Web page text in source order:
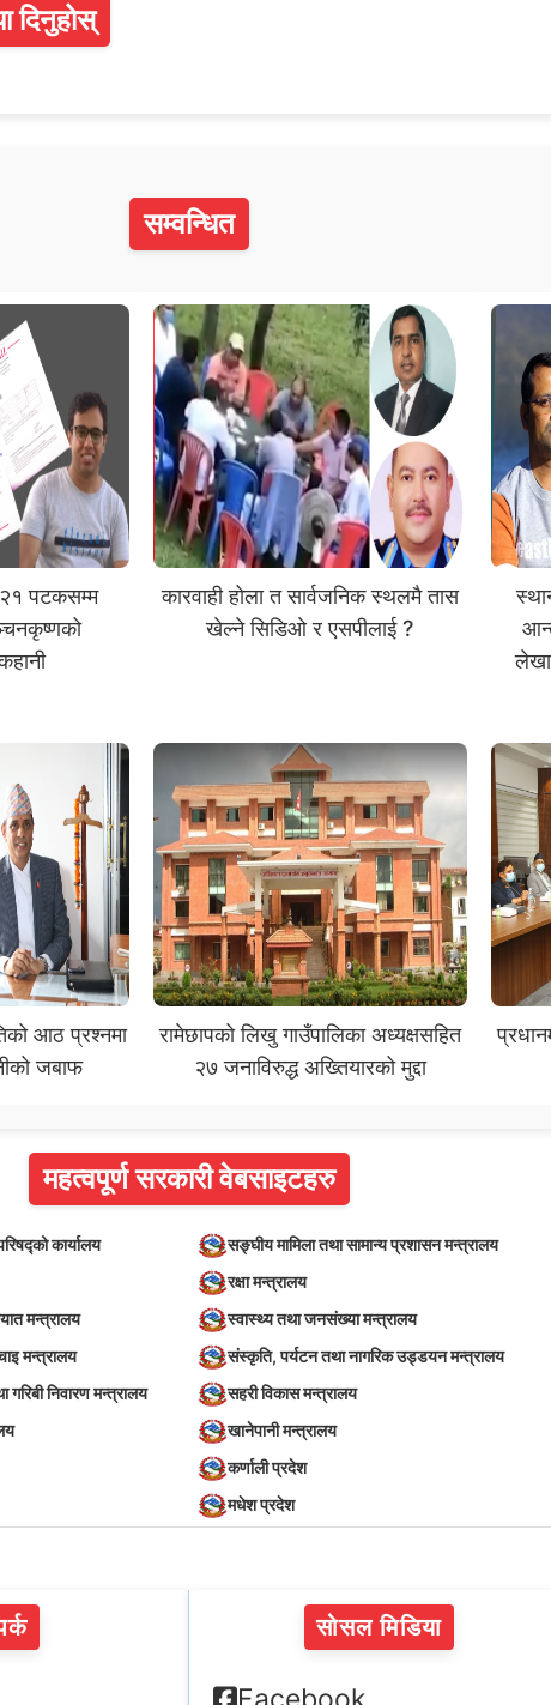
दिनुहोस्
सम्वन्धित
२१ पटकसम्म
कारवाही होला त सार्वजनिक स्थलमै तास
खेल्ने सिडिओ र एसपीलाई ?
आठ प्रश्नमा
जबाफ
रामेछापको लिखु गाउँपालिका अध्यक्षसहित
२७ जनाविरुद्ध अख्तियारको मुद्दा
महत्वपूर्ण सरकारी वेबसाइटहरु
कार्यालय सङ्घीय मामिला तथा सामान्य प्रशासन मन्त्रालय
रक्षा मन्त्रालय
मन्त्रालय स्वास्थ्य तथा जनसंख्या मन्त्रालय
मन्त्रालय संस्कृति, पर्यटन तथा नागरिक उड्डयन मन्त्रालय
गरिबी निवारण मन्त्रालय सहरी विकास मन्त्रालय
खानेपानी मन्त्रालय
कर्णाली प्रदेश
मधेश प्रदेश
सोसल मिडिया